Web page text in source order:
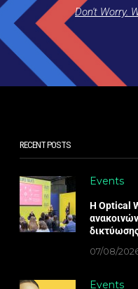
Don't Worry.
RECENT POSTS
Events
Η Optical
07/08/
Events